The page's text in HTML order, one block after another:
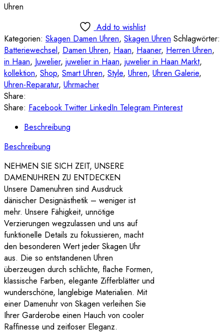
Uhren
Add to wishlist
Kategorien: Skagen Damen Uhren, Skagen Uhren Schlagwörter:
Batteriewechsel, Damen Uhren, Haan, Haaner, Herren Uhren,
in Haan, Juwelier, juwelier in Haan, juwelier in Haan Markt,
kollektion, Shop, Smart Uhren, Style, Uhren, Uhren Galerie,
Uhren-Reparatur, Uhrmacher
Share:
Share: Facebook Twitter LinkedIn Telegram Pinterest
Beschreibung
Beschreibung
NEHMEN SIE SICH ZEIT, UNSERE
DAMENUHREN ZU ENTDECKEN
Unsere Damenuhren sind Ausdruck
dänischer Designästhetik – weniger ist
mehr. Unsere Fähigkeit, unnötige
Verzierungen wegzulassen und uns auf
funktionelle Details zu fokussieren, macht
den besonderen Wert jeder Skagen Uhr
aus. Die so entstandenen Uhren
überzeugen durch schlichte, flache Formen,
klassische Farben, elegante Zifferblätter und
wunderschöne, langlebige Materialien. Mit
einer Damenuhr von Skagen verleihen Sie
Ihrer Garderobe einen Hauch von cooler
Raffinesse und zeitloser Eleganz.